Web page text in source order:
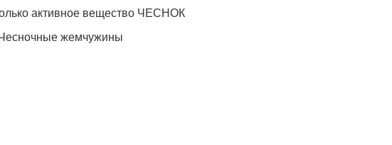
активное вещество ЧЕСНОК
жемчужины